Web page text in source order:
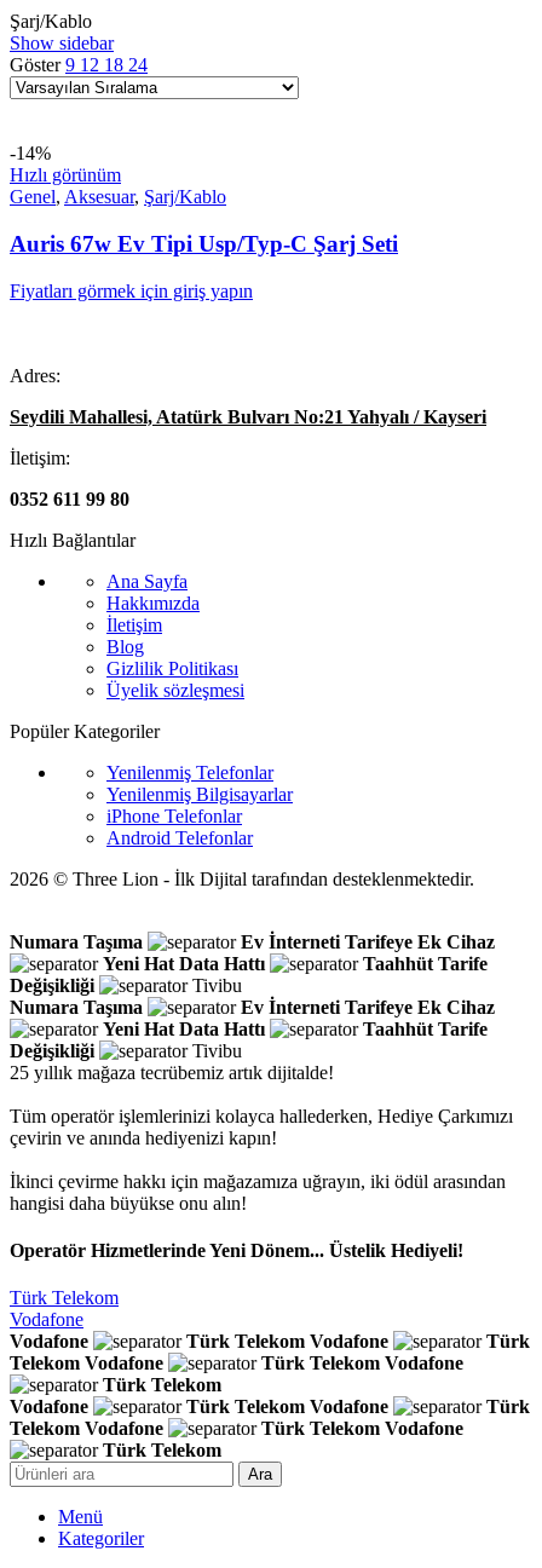
Şarj/Kablo
Show sidebar
Göster9 12 18 24
-14%
Hızlı görünüm
Genel, Aksesuar, Şarj/Kablo
Auris 67w Ev Tipi Usp/Typ-C Şarj Seti
Fiyatları görmek için giriş yapın
Adres:
Seydili Mahallesi, Atatürk Bulvarı No:21 Yahyalı / Kayseri
İletişim:
0352 611 99 80
Hızlı Bağlantılar
Ana Sayfa
Hakkımızda
İletişim
Blog
Gizlilik Politikası
Üyelik sözleşmesi
Popüler Kategoriler
Yenilenmiş Telefonlar
Yenilenmiş Bilgisayarlar
iPhone Telefonlar
Android Telefonlar
2026 © Three Lion - İlk Dijital tarafından desteklenmektedir.
Numara Taşıma Ev İnterneti Tarifeye Ek Cihaz
Yeni Hat Data Hattı Taahhüt Tarife
Değişikliği
Tivibu
Numara Taşıma
Ev İnterneti Tarifeye Ek Cihaz
Yeni Hat Data Hattı Taahhüt Tarife
Değişikliği
Tivibu
25 yıllık mağaza tecrübemiz artık dijitalde!
Tüm operatör işlemlerinizi kolayca hallederken, Hediye Çarkımızı
çevirin ve anında hediyenizi kapın!
İkinci çevirme hakkı için mağazamıza uğrayın, iki ödül arasından
hangisi daha büyükse onu alın!
Operatör Hizmetlerinde Yeni Dönem... Üstelik Hediyeli!
Türk Telekom
Vodafone
Vodafone
Türk Telekom Vodafone
Türk
Telekom Vodafone Türk Telekom Vodafone
Türk Telekom
Vodafone
Türk Telekom Vodafone
Türk
Telekom Vodafone Türk Telekom Vodafone
Türk Telekom
Ara
Menü
Kategoriler